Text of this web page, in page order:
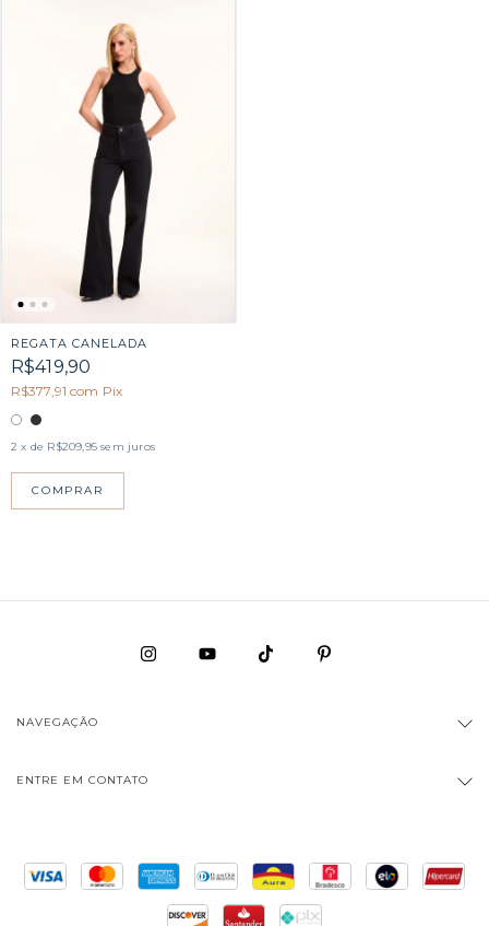
REGATA CANELADA
R$419,90
R$377,91com Pix
2 x de R$209,95 sem juros
COMPRAR
NAVEGAÇÃO
ENTRE EM CONTATO